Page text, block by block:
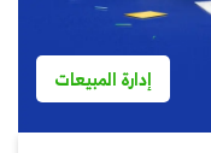
إدارة المبيعات